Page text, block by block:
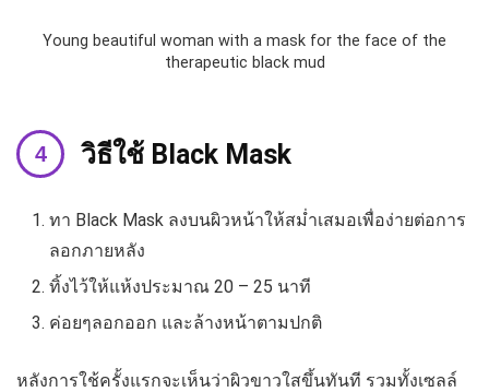
Young beautiful woman with a mask for the face of the
therapeutic black mud
วิธีใช้ Black Mask
ทา Black Mask ลงบนผิวหน้าให้สม่ำเสมอเพื่อง่ายต่อการ
ลอกภายหลัง
ทิ้งไว้ให้แห้งประมาณ 20 – 25 นาที
ค่อยๆลอกออก และล้างหน้าตามปกติ
หลังการใช้ครั้งแรกจะเห็นว่าผิวขาวใสขึ้นทันที รวมทั้งเซลล์